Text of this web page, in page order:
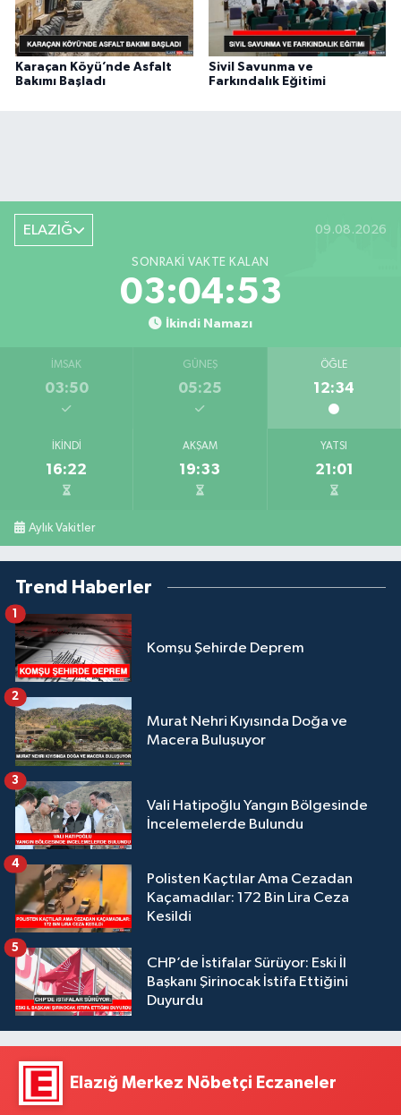
Karaçan Köyü’nde Asfalt
Bakımı Başladı
Sivil Savunma ve
Farkındalık Eğitimi
ELAZIĞ 09.08.2026
SONRAKI VAKTE KALAN
03:04:53
İkindi Namazı
İMSAK
03:50
GÜNEŞ
05:25
ÖĞLE
12:34
İKINDI
16:22
AKŞAM
19:33
YATSI
21:01
Aylık Vakitler
Trend Haberler
Komşu Şehirde Deprem
1
Murat Nehri Kıyısında Doğa ve
Macera Buluşuyor
2
Vali Hatipoğlu Yangın Bölgesinde
İncelemelerde Bulundu
3
Polisten Kaçtılar Ama Cezadan
Kaçamadılar: 172 Bin Lira Ceza
Kesildi
4
CHP’de İstifalar Sürüyor: Eski İl
Başkanı Şirinocak İstifa Ettiğini
Duyurdu
5
Elazığ Merkez Nöbetçi Eczaneler